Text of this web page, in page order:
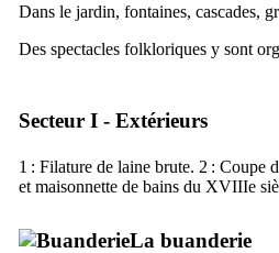
Dans le jardin, fontaines, cascades,
Des spectacles folkloriques y sont
Secteur I - Extérieurs
1 : Filature de laine brute. 2 : Coupe
et maisonnette de bains du XVIIIe
La buanderie